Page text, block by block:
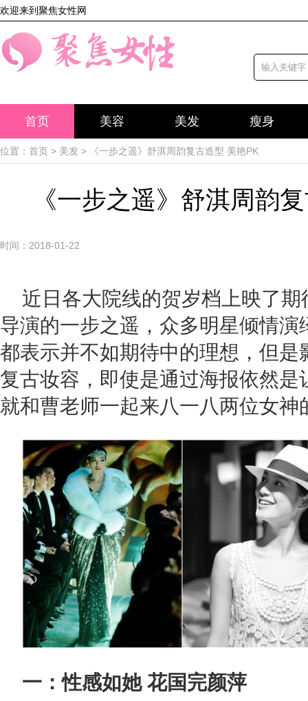
欢迎来到聚焦女性网
首页 美容 美发 瘦身
位置： 首页 > 美发 > 《一步之遥》舒淇周韵复古造型 美艳PK
《一步之遥》舒淇周韵
时间：2018-01-22
近日各大院线的贺岁档上映了
导演的一步之遥，众多明星倾情
都表示并不如期待中的理想，但是
复古妆容，即使是通过海报依然
就和曹老师一起来八一八两位女神
一：性感如她 花国完颜萍